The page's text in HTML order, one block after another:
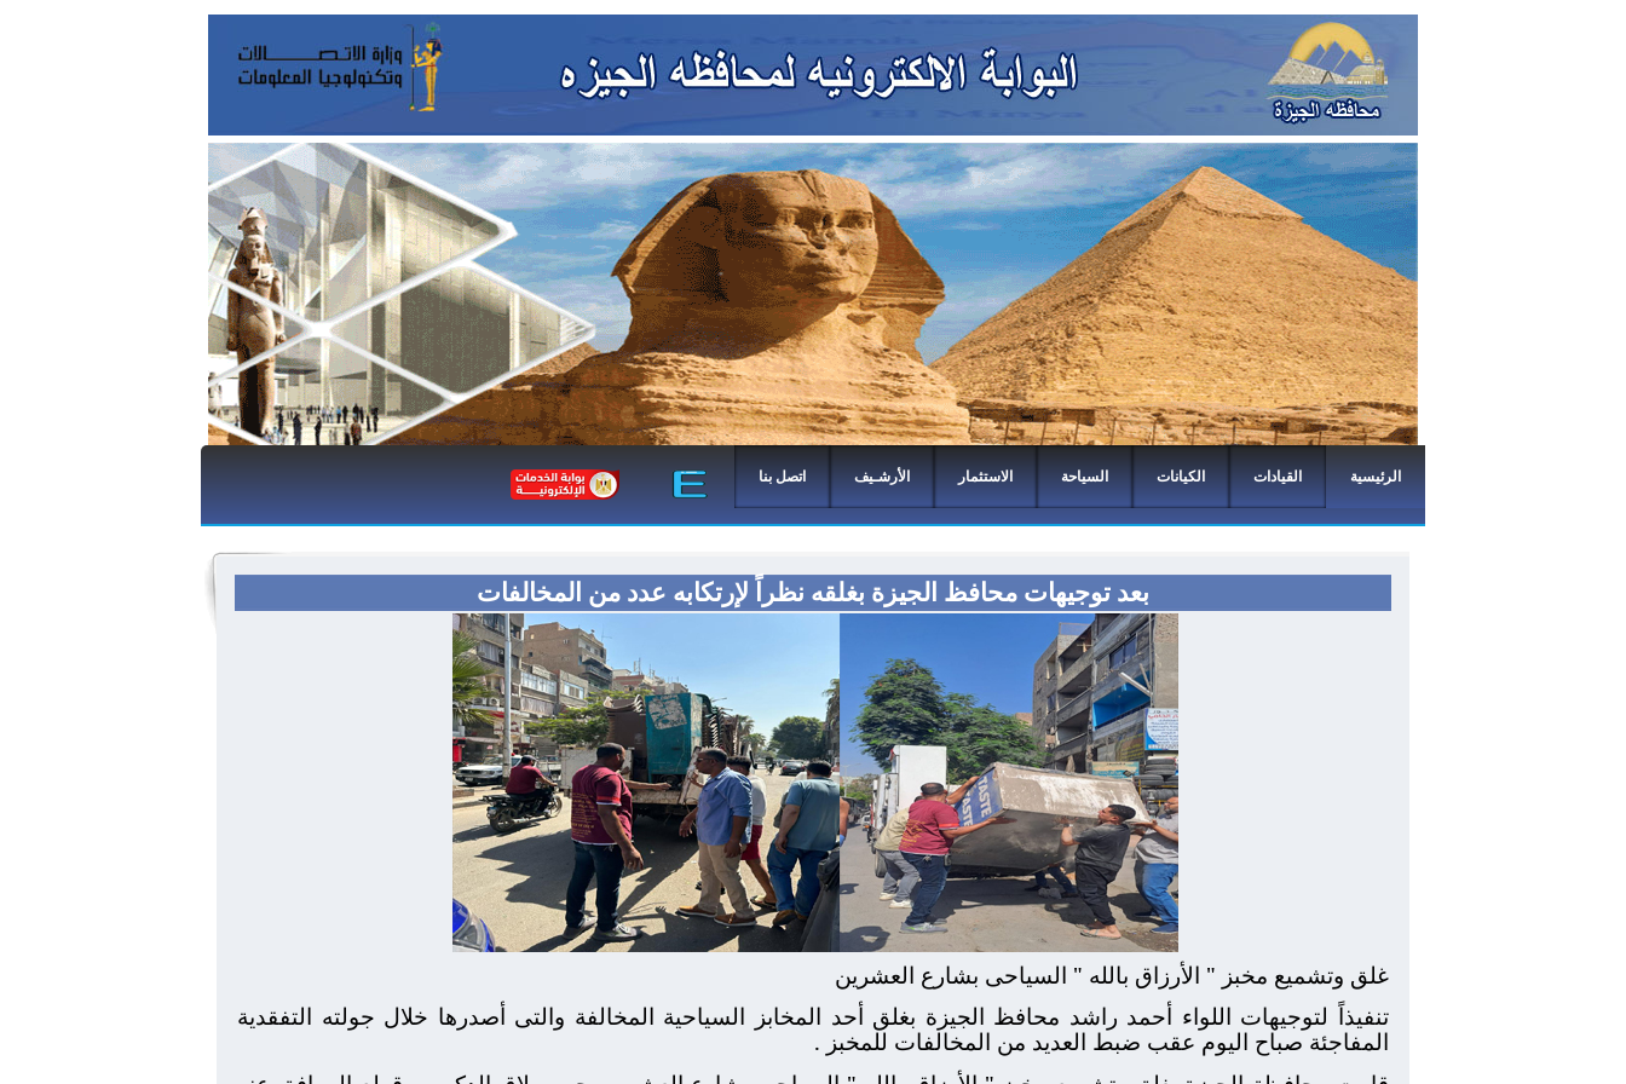
الرئيسية القيادات الكيانات السياحة الاستثمار الأرشـيف اتصل بنا
بعد توجيهات محافظ الجيزة بغلقه نظراً لإرتكابه عدد من المخالفات
غلق وتشميع مخبز " الأرزاق بالله " السياحى بشارع العشرين
تنفيذاً لتوجيهات اللواء أحمد راشد محافظ الجيزة بغلق أحد المخابز السياحية المخالفة والتى أصدرها خلال جولته التفقدية
المفاجئة صباح اليوم عقب ضبط العديد من المخالفات للمخبز .